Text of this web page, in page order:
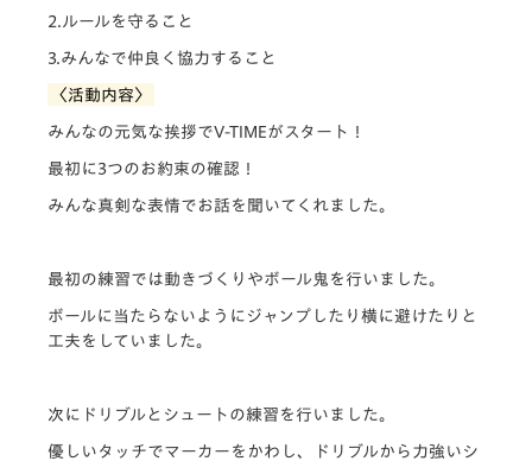
2.ルールを守ること
3.みんなで仲良く協力すること
〈活動内容〉
みんなの元気な挨拶でV-TIMEがスタート！
最初に3つのお約束の確認！
みんな真剣な表情でお話を聞いてくれました。
最初の練習では動きづくりやボール鬼を行いました。
ボールに当たらないようにジャンプしたり横に避けたりと
工夫をしていました。
次にドリブルとシュートの練習を行いました。
優しいタッチでマーカーをかわし、ドリブルから力強いシ